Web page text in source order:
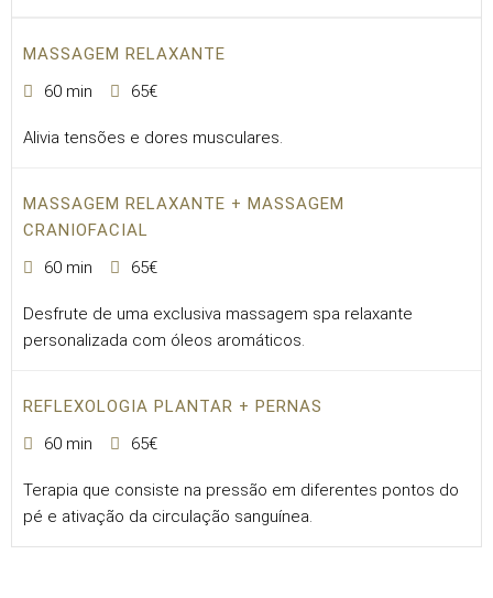
MASSAGEM RELAXANTE
60 min
65€
Alivia tensões e dores musculares.
MASSAGEM RELAXANTE + MASSAGEM
CRANIOFACIAL
60 min
65€
Desfrute de uma exclusiva massagem spa relaxante
personalizada com óleos aromáticos.
REFLEXOLOGIA PLANTAR + PERNAS
60 min
65€
Terapia que consiste na pressão em diferentes pontos do
pé e ativação da circulação sanguínea.